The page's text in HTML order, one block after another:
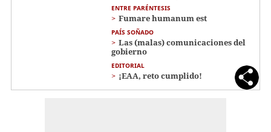
ENTRE PARÉNTESIS
Fumare humanum est
PAÍS SOÑADO
Las (malas) comunicaciones del
gobierno
EDITORIAL
¡EAA, reto cumplido!